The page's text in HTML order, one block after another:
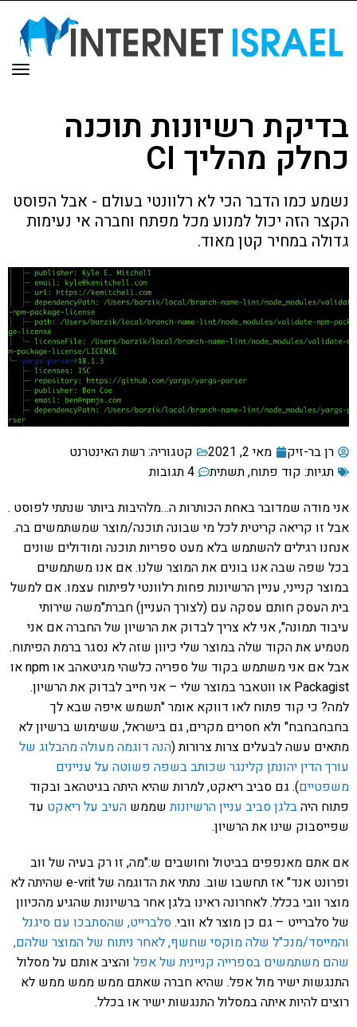
בדיקת רשיונות תוכנה
כחלק מהליך CI
נשמע כמו הדבר הכי לא רלוונטי בעולם - אבל הפוסט
הקצר הזה יכול למנוע מכל מפתח וחברה אי נעימות
גדולה במחיר קטן מאוד.
רן בר-זיק מאי 2, 2021 קטגוריה:רשת האינטרנט
תגיות: קוד פתוח,תשתית
4 תגובות
אני מודה שמדובר באחת הכותרות ה…מלהיבות ביותר שנתתי לפוסט .
אבל זו קריאה קריטית לכל מי שבונה תוכנה/מוצר שמשתמשים בה.
אנחנו רגילים להשתמש בלא מעט ספריות תוכנה ומודולים שונים
בכל שפה שבה אנו בונים את המוצר שלנו. אם אנו משתמשים
במוצר קנייני, עניין הרשיונות פחות רלוונטי לפיתוח עצמו. אם למשל
בית העסק חותם עסקה עם (לצורך העניין) חברת"משה שירותי
עיבוד תמונה", אני לא צריך לבדוק את הרשיון של החברה אם אני
מטמיע את הקוד שלה במוצר שלי כיוון שזה לא נסגר ברמת הפיתוח.
אבל אם אני משתמש בקוד של ספריה כלשהי מגיטאהב או npm או
Packagist או ווטאבר במוצר שלי – אני חייב לבדוק את הרשיון.
למה? כי קוד פתוח לאו דווקא אומר "תשמש איפה שבא לך
בחבחבחבח" ולא חסרים מקרים, גם בישראל, ששימוש ברשיון לא
מתאים עשה לבעלים צרות צרורות (הנה דוגמה מעולה מהבלוג של
עורך הדין יהונתן קלינגר שכותב בשפה פשוטה על עניינים
משפטיים). גם סביב ריאקט, למרות שהיא היתה בגיטהאב ובקוד
פתוח היהבלגן סביב עניין הרשיונותשממש העיב על ריאקט עד
שפייסבוק שינו את הרשיון.
אם אתם מאנפפים בביטול וחושבים ש:"מה, זו רק בעיה של ווב
ופרונט אנד" אז תחשבו שוב. נתתי את הדוגמה של e-vrit שהיתה לא
מוצר וובי בכלל. לאחרונה ראינו בלגן אחר ברשיונות שהגיע מהכיוון
של סלברייט – גם כן מוצר לא וובי.סלברייט, שהסתבכו עם סיגנל
והמייסד/מנכ"ל שלה מוקסי שחשף, לאחר ניתוח של המוצר שלהם,
שהם משתמשים בספרייה קניינית של אפל והציב אותם על מסלול
התנגשות ישיר מול אפל. שהיא חברה שאתם ממש ממש ממש לא
רוצים להיות איתה במסלול התנגשות ישיר או בכלל.